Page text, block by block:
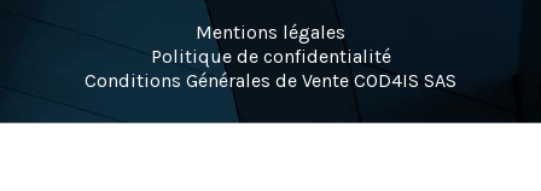
Mentions légales
Politique de confidentialité
Conditions Générales de Vente COD4IS SAS